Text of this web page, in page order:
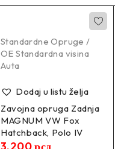
Standardne Opruge /
OE Standardna visina
Auta
Dodaj u listu želja
Zavojna opruga Zadnja
MAGNUM VW Fox
Hatchback, Polo IV